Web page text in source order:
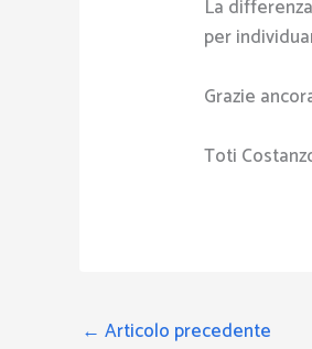
La
per
Grazie
Toti
← Articolo precedente